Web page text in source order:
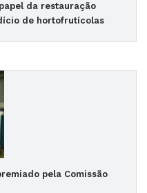
da restauração
de hortofrutícolas
pela Comissão